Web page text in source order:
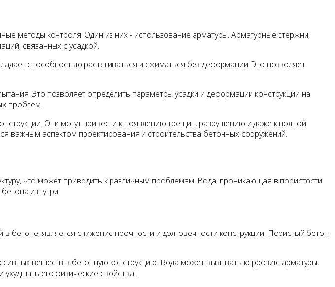
методы контроля. Один из них - использование арматуры. Арматурные стержни,
связанных с усадкой.
способностью растягиваться и сжиматься без деформации. Это позволяет
Это позволяет определить параметры усадки и деформации конструкции на
проблем.
Они могут привести к появлению трещин, разрушению и даже к полной
важным аспектом проектирования и строительства бетонных сооружений.
что может приводить к различным проблемам. Вода, проникающая в пористости
изнутри.
является снижение прочности и долговечности конструкции. Пористый бетон
веществ в бетонную конструкцию. Вода может вызывать коррозию арматуры,
его физические свойства.